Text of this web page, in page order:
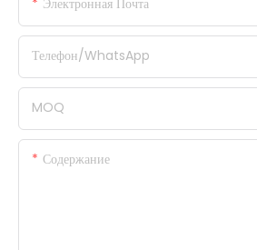
Электронная Почта
Телефон/WhatsApp
MOQ
Содержание